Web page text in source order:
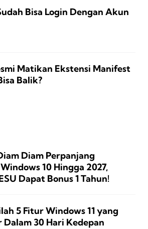
Bisa Login Dengan Akun
Matikan Ekstensi Manifest
Balik?
Diam Perpanjang
10 Hingga 2027,
Dapat Bonus 1 Tahun!
5 Fitur Windows 11 yang
30 Hari Kedepan